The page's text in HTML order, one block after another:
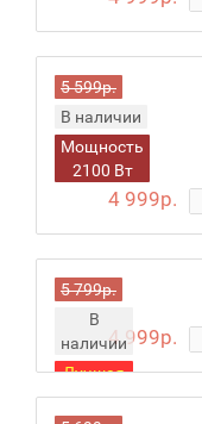
5 599р.
В наличии
Мощность
2100 Вт
4 999р.
5 799р.
В
наличии
Лучшая
цена!
4 999р.